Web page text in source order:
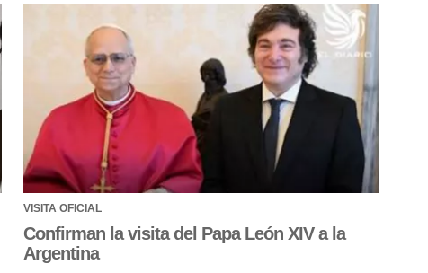
VISITA OFICIAL
Confirman la visita del Papa León XIV a la
Argentina